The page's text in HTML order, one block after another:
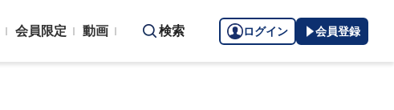
会員限定 動画 検索 ログイン 会員登録